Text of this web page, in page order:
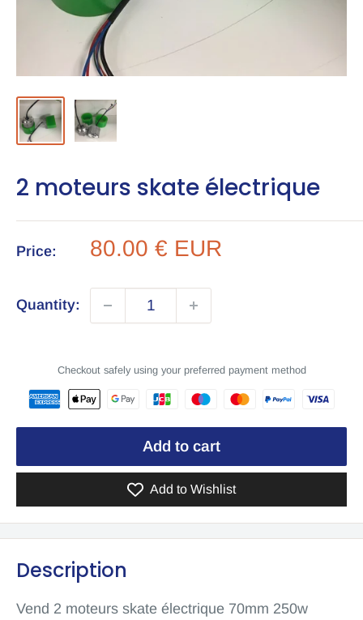
2 moteurs skate électrique
Price:
Sale
80.00 € EUR
Quantity:
Checkout safely using your preferred payment method
Add to cart
Add to Wishlist
Description
Vend 2 moteurs skate électrique 70mm 250w